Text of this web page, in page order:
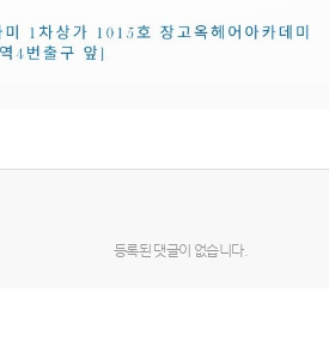
등록된 댓글이 없습니다.